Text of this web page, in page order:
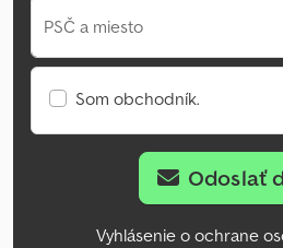
PSČ a miesto
Som obchodník.
Odoslať
Vyhlásenie o ochrane